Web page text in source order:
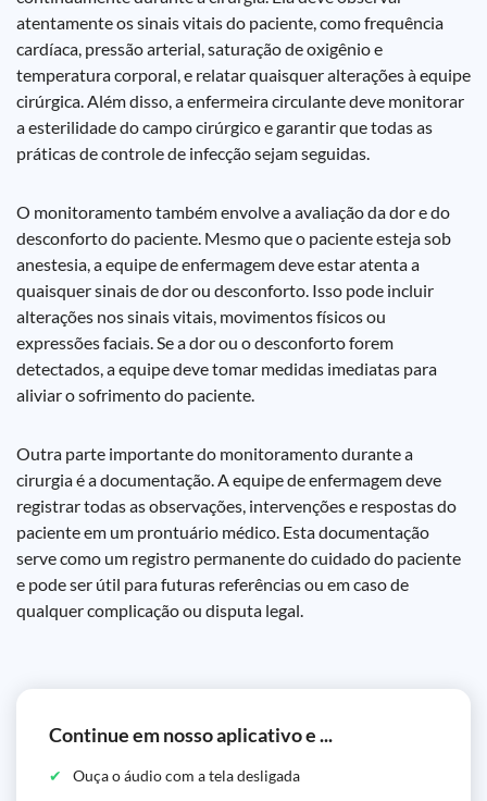
atentamente os sinais vitais do paciente, como frequência
cardíaca, pressão arterial, saturação de oxigênio e
temperatura corporal, e relatar quaisquer alterações à equipe
cirúrgica. Além disso, a enfermeira circulante deve monitorar
a esterilidade do campo cirúrgico e garantir que todas as
práticas de controle de infecção sejam seguidas.
O monitoramento também envolve a avaliação da dor e do
desconforto do paciente. Mesmo que o paciente esteja sob
anestesia, a equipe de enfermagem deve estar atenta a
quaisquer sinais de dor ou desconforto. Isso pode incluir
alterações nos sinais vitais, movimentos físicos ou
expressões faciais. Se a dor ou o desconforto forem
detectados, a equipe deve tomar medidas imediatas para
aliviar o sofrimento do paciente.
Outra parte importante do monitoramento durante a
cirurgia é a documentação. A equipe de enfermagem deve
registrar todas as observações, intervenções e respostas do
paciente em um prontuário médico. Esta documentação
serve como um registro permanente do cuidado do paciente
e pode ser útil para futuras referências ou em caso de
qualquer complicação ou disputa legal.
Continue em nosso aplicativo e ...
Ouça o áudio com a tela desligada